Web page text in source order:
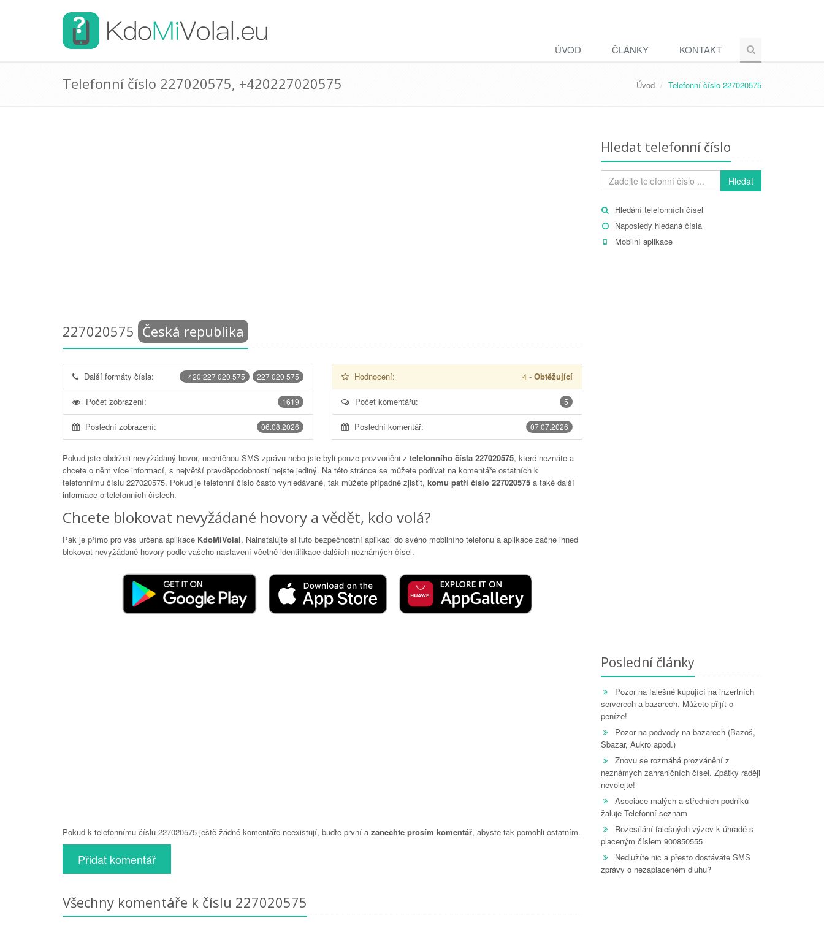
ÚVOD ČLÁNKY KONTAKT
Telefonní číslo 227020575, +420227020575 Úvod Telefonní číslo 227020575
227020575 Česká republika
227 020 575
+420 227 020 575
Další formáty čísla:
1619
Počet zobrazení:
06.08.2026
Poslední zobrazení:
Hodnocení: 4- Obtěžující
5
Počet komentářů:
07.07.2026
Poslední komentář:
Pokud jste obdrželi nevyžádaný hovor, nechtěnou SMS zprávu nebo jste byli pouze prozvoněni z telefonního čísla 227020575, které neznáte a
chcete o něm více informací, s největší pravděpodobností nejste jediný. Na této stránce se můžete podívat na komentáře ostatních k
telefonnímu číslu 227020575. Pokud je telefonní číslo často vyhledávané, tak můžete případně zjistit, komu patří číslo 227020575 a také další
informace o telefonních číslech.
Chcete blokovat nevyžádané hovory a vědět, kdo volá?
Pak je přímo pro vás určena aplikace KdoMiVolal. Nainstalujte si tuto bezpečnostní aplikaci do svého mobilního telefonu a aplikace začne ihned
blokovat nevyžádané hovory podle vašeho nastavení včetně identifikace dalších neznámých čísel.
Pokud k telefonnímu číslu 227020575 ještě žádné komentáře neexistují, buďte první a zanechte prosím komentář, abyste tak pomohli ostatním.
Přidat komentář
Všechny komentáře k číslu 227020575
Hledat telefonní číslo
Hledat
Hledání telefonních čísel
Naposledy hledaná čísla
Mobilní aplikace
Poslední články
Pozor na falešné kupující na inzertních
serverech a bazarech. Můžete přijít o
peníze!
Pozor na podvody na bazarech (Bazoš,
Sbazar, Aukro apod.)
Znovu se rozmáhá prozvánění z
neznámých zahraničních čísel. Zpátky raději
nevolejte!
Asociace malých a středních podniků
žaluje Telefonní seznam
Rozesílání falešných výzev k úhradě s
placeným číslem 900850555
Nedlužíte nic a přesto dostáváte SMS
zprávy o nezaplaceném dluhu?